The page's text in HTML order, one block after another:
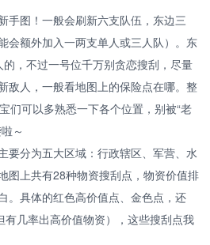
手图！一般会刷新六支队伍，东边三
会额外加入一两支单人或三人队）。东
，不过一号位千万别贪恋搜刮，尽量
敌人，一般看地图上的保险点在哪。整
们可以多熟悉一下各个位置，别被“老
～
要分为五大区域：行政辖区、军营、水
图上共有28种物资搜刮点，物资价值排
。具体的红色高价值点、金色点，还
有几率出高价值物资），这些搜刮点我